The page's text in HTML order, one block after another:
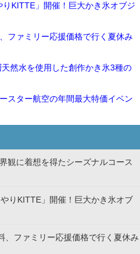
りKITTE」開催！巨大かき氷オブジ
ファミリー応援価格で行く夏休み
然水を使用した創作かき氷3種の
スター航空の年間最大特価イベン
観に着想を得たシーズナルコース
りKITTE」開催！巨大かき氷オブ
、ファミリー応援価格で行く夏休み